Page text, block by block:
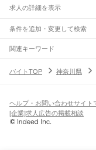
求人の詳細を表示
条件を追加・変更して検索
市区町村を追加・変更
神奈川県
すべて
旭区緑区瀬谷区栄区 泉
川崎市すべて
駅を追加・変更
川崎駅 横浜駅戸塚駅 大船駅
鴨宮駅小田原駅早川駅根
JR南武線
飲食・フードサービス
飲食・フードサービス
ホールスタッフ
特徴を追加・変更
人気
関連キーワード
バイトTOP
神奈川県
ヘルプ・お問い合わせサイト
[企業]求人広告の掲載相談